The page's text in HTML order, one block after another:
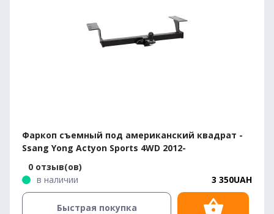
Фаркоп съемный под американский квадрат -
Ssang Yong Actyon Sports 4WD 2012-
0 отзыв(ов)
в наличии
3 350UAH
Быстрая покупка